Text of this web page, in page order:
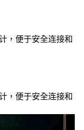
，便于安全连接和
，便于安全连接和